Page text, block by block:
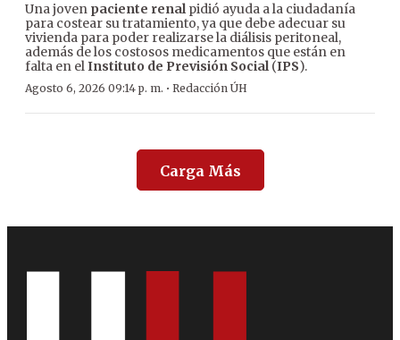
Una joven paciente renalpidió ayuda a la ciudadanía
para costear su tratamiento, ya que debe adecuar su
vivienda para poder realizarse la diálisis peritoneal,
además de los costosos medicamentos que están en
falta en elInstituto de Previsión Social(IPS).
Agosto 6, 2026 09:14 p. m. · Redacción ÚH
Carga Más